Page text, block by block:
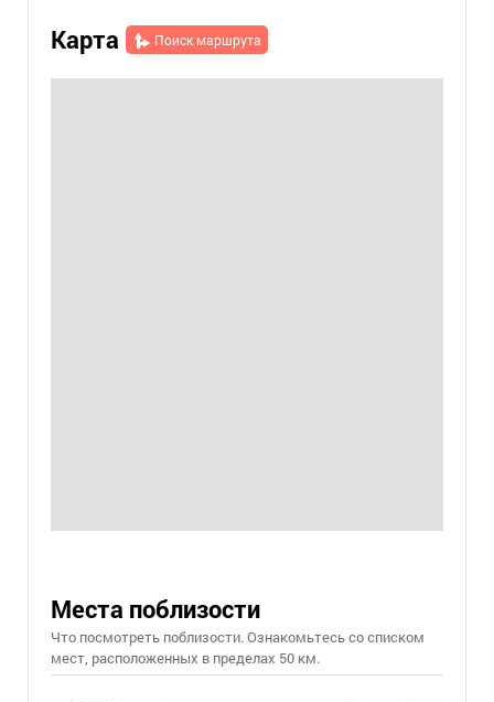
Карта Поиск маршрута
Места поблизости
Что посмотреть поблизости. Ознакомьтесь со списком
мест, расположенных в пределах 50 км.